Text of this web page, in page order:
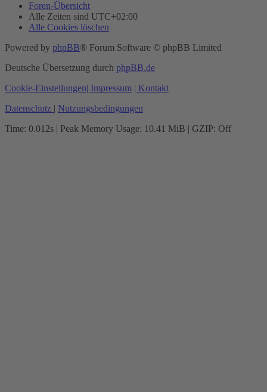
Foren-Übersicht
Alle Zeiten sind UTC+02:00
Alle Cookies löschen
Powered by phpBB® Forum Software © phpBB Limited
Deutsche Übersetzung durch phpBB.de
Cookie-Einstellungen | Impressum
| Kontakt
Datenschutz
Nutzungsbedingungen
Time: 0.012s | Peak Memory Usage: 10.41 MiB | GZIP: Off